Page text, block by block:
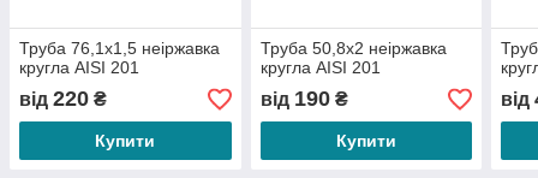
Труба 76,1х1,5 неіржавка
кругла АІSI 201
від 220 ₴
Купити
Труба 50,8х2 неіржавка
кругла АІSI 201
від 190₴
Купити
від